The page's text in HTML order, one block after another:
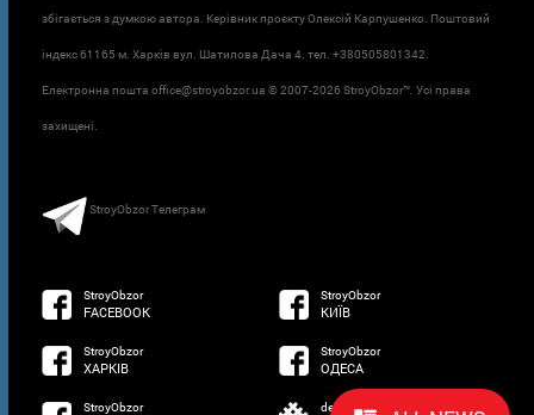
збігається з думкою автора. Керівник проєкту Олексій Карпушенко. Поштовий
індекс 61165 м. Харків вул. Шатилова Дача 4. тел. +380505801342.
Електронна пошта office@stroyobzor.ua © 2007-2026 StroyObzor™. Усі права
захищені.
StroyObzor Телеграм
StroyObzor
FACEBOOK
StroyObzor
КИЇВ
StroyObzor
ХАРКІВ
StroyObzor
ОДЕСА
StroyObzor developed by